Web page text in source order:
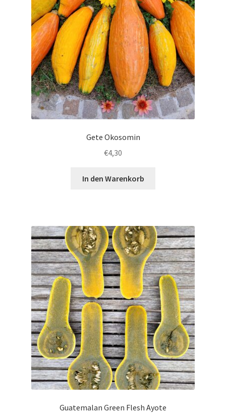
Gete Okosomin
€4,30
In den Warenkorb
Guatemalan Green Flesh Ayote